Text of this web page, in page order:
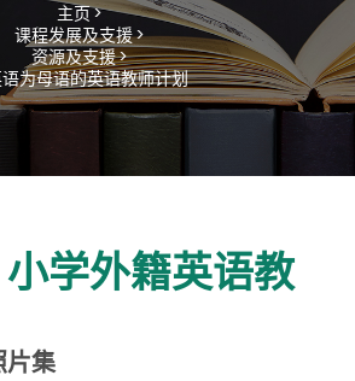
主页 >
课程发展及支援 >
资源及支援 >
为母语的英语教师计划
学外籍英语教
片集